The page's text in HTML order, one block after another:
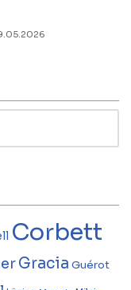
Corbett
Gracia Guérot